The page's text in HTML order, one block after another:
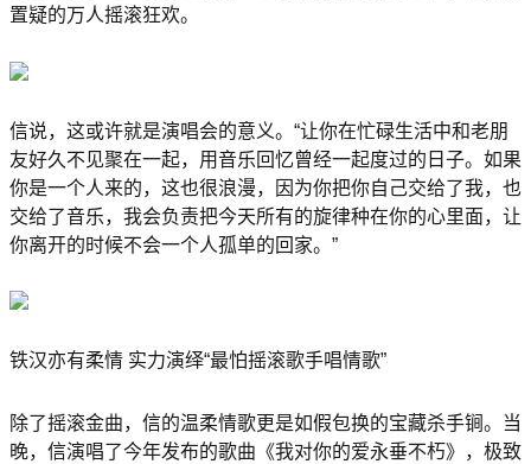
置疑的万人摇滚狂欢。
信说，这或许就是演唱会的意义。“让你在忙碌生活中和老朋
友好久不见聚在一起，用音乐回忆曾经一起度过的日子。如果
你是一个人来的，这也很浪漫，因为你把你自己交给了我，也
交给了音乐，我会负责把今天所有的旋律种在你的心里面，让
你离开的时候不会一个人孤单的回家。”
铁汉亦有柔情 实力演绎“最怕摇滚歌手唱情歌”
除了摇滚金曲，信的温柔情歌更是如假包换的宝藏杀手锏。当
晚，信演唱了今年发布的歌曲《我对你的爱永垂不朽》，极致